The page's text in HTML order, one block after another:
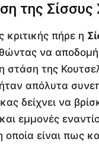
της Σίσσυς
κριτικής πήρε η
να
στάση της
απόλυτα
δείχνει να
εμμονές
οποία είναι πως